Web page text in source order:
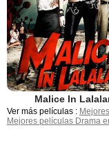
Malice In
Ver más películas :
Mejores películas Drama